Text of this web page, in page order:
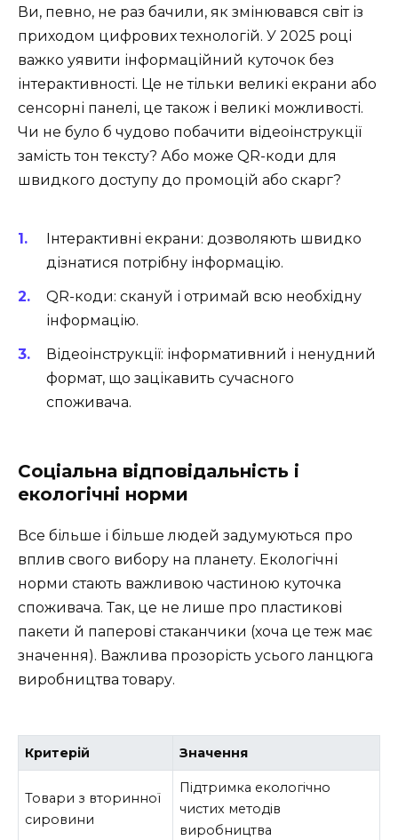
Ви, певно, не раз бачили, як змінювався світ із
приходом цифрових технологій. У 2025 році
важко уявити інформаційний куточок без
інтерактивності. Це не тільки великі екрани або
сенсорні панелі, це також і великі можливості.
Чи не було б чудово побачити відеоінструкції
замість тон тексту? Або може QR-коди для
швидкого доступу до промоцій або скарг?
Інтерактивні екрани: дозволяють швидко
дізнатися потрібну інформацію.
QR-коди: скануй і отримай всю необхідну
інформацію.
Відеоінструкції: інформативний і ненудний
формат, що зацікавить сучасного
споживача.
Cоціальна відповідальність і
екологічні норми
Все більше і більше людей задумуються про
вплив свого вибору на планету. Екологічні
норми стають важливою частиною куточка
споживача. Так, це не лише про пластикові
пакети й паперові стаканчики (хоча це теж має
значення). Важлива прозорість усього ланцюга
виробництва товару.
Критерій Значення
Товари з вторинної
сировини
Підтримка екологічно
чистих методів
виробництва